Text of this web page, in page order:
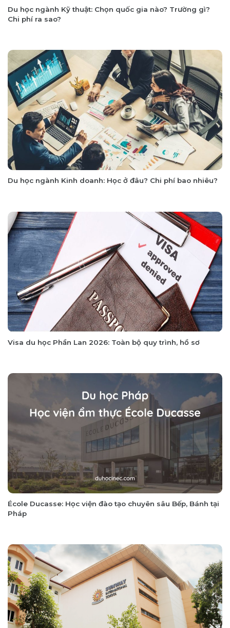
Du học ngành Kỹ thuật: Chọn quốc gia nào? Trường gì?
Chi phí ra sao?
Du học ngành Kinh doanh: Học ở đâu? Chi phí bao nhiêu?
Visa du học Phần Lan 2026: Toàn bộ quy trình, hồ sơ
École Ducasse: Học viện đào tạo chuyên sâu Bếp, Bánh tại
Pháp